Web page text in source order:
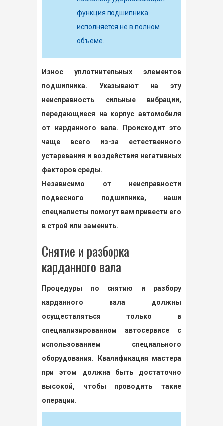
функция подшипника
исполняется не в полном
объеме.
Износ уплотнительных элементов
подшипника. Указывают на эту
неисправность сильные вибрации,
передающиеся на корпус автомобиля
от карданного вала. Происходит это
чаще всего из-за естественного
устаревания и воздействия негативных
факторов среды.
Независимо от неисправности
подвесного подшипника, наши
специалисты помогут вам привести его
в строй или заменить.
Снятие и разборка
карданного вала
Процедуры по снятию и разбору
карданного вала должны
осуществляться только в
специализированном автосервисе с
использованием специального
оборудования. Квалификация мастера
при этом должна быть достаточно
высокой, чтобы проводить такие
операции.